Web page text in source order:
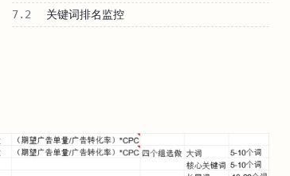
7.2
关键词排名监控